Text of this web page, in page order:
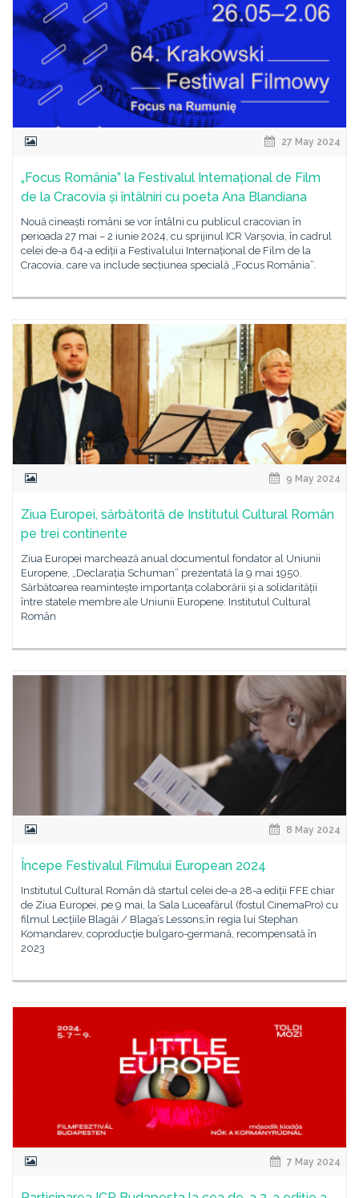
27 May 2024
„Focus România” la Festivalul Internațional de Film
de la Cracovia și întâlniri cu poeta Ana Blandiana
Nouă cineaști români se vor întâlni cu publicul cracovian în
perioada 27 mai – 2 iunie 2024, cu sprijinul ICR Varșovia, în cadrul
celei de-a 64-a ediții a Festivalului Internațional de Film de la
Cracovia, care va include secțiunea specială „Focus România”.
9 May 2024
Ziua Europei, sărbătorită de Institutul Cultural Român
pe trei continente
Ziua Europei marchează anual documentul fondator al Uniunii
Europene, „Declarația Schuman” prezentată la 9 mai 1950.
Sărbătoarea reamintește importanța colaborării și a solidarității
între statele membre ale Uniunii Europene. Institutul Cultural
Român
8 May 2024
Începe Festivalul Filmului European 2024
Institutul Cultural Român dă startul celei de-a 28-a ediții FFE chiar
de Ziua Europei, pe 9 mai, la Sala Luceafărul (fostul CinemaPro) cu
filmul Lecțiile Blagăi / Blaga’s Lessons,în regia lui Stephan
Komandarev, coproducție bulgaro-germană, recompensată în
2023
7 May 2024